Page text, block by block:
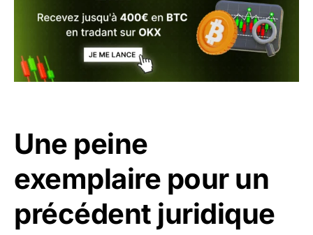
Une peine
exemplaire pour un
précédent juridique